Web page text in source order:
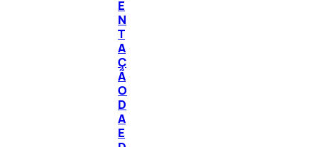
E
N
T
A
Ç
Ã
O
D
A
E